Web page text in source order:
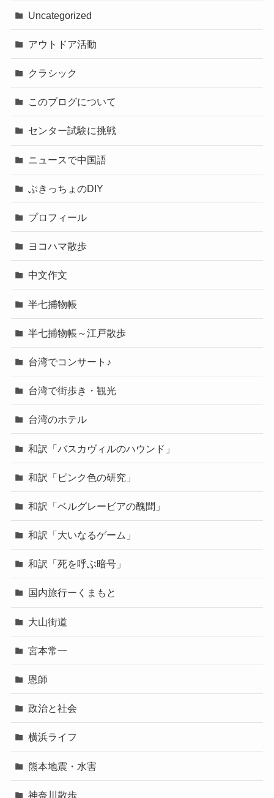
Uncategorized
アウトドア活動
クラシック
このブログについて
センター試験に挑戦
ニュースで中国語
ぶきっちょのDIY
プロフィール
ヨコハマ散歩
中文作文
半七捕物帳
半七捕物帳～江戸散歩
台湾でコンサート♪
台湾で街歩き・観光
台湾のホテル
和訳「バスカヴィルのハウンド」
和訳「ピンク色の研究」
和訳「ベルグレービアの醜聞」
和訳「大いなるゲーム」
和訳「死を呼ぶ暗号」
国内旅行ーくまもと
大山街道
宮本常一
恩師
政治と社会
横浜ライフ
熊本地震・水害
神奈川散歩